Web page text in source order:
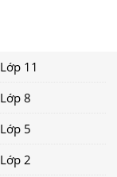
Lớp 11
Lớp 8
Lớp 5
Lớp 2